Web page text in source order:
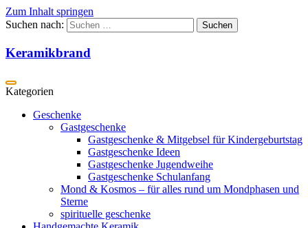
Zum Inhalt springen
Suchen nach:
Keramikbrand
Geschenke
Gastgeschenke
Gastgeschenke & Mitgebsel für Kindergeburtstag
Gastgeschenke Ideen
Gastgeschenke Jugendweihe
Gastgeschenke Schulanfang
Mond & Kosmos – für alles rund um Mondphasen und
Sterne
spirituelle geschenke